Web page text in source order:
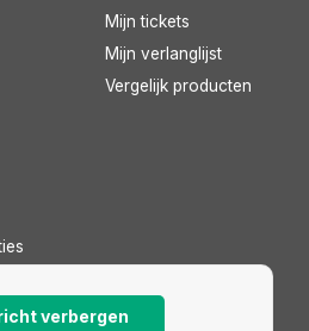
Mijn tickets
Mijn verlanglijst
Vergelijk producten
verbergen